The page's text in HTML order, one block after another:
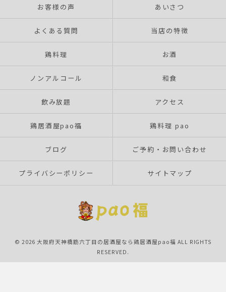
お客様の声 あいさつ
よくある質問 当店の特徴
鶏料理 お酒
ノンアルコール 和食
飲み放題 アクセス
鶏居酒屋pao福 鶏料理 pao
ブログ ご予約・お問い合わせ
プライバシーポリシー サイトマップ
© 2026 大阪府天神橋筋六丁目の居酒屋なら鶏居酒屋pao福 ALL RIGHTS
RESERVED.